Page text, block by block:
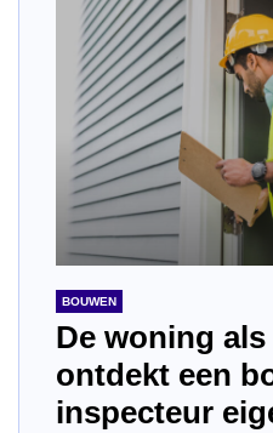
BOUWEN
De woning
ontdekt een
inspecteur